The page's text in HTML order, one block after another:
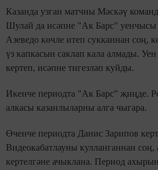
Казанда узган матчны Мәскәү
Шулай да исәпне "Ак Барс" уенчысы
Азеведо көчле итеп сукканнан соң,
үз капкасын саклап кала алмады.
кертеп, исәпне тигезләп куйды.
Икенче периодта "Ак Барс" җиңде.
алкасы казанлыларны алга чыгара.
Өченче периодта Данис Зарипов
Видеокабатлауны кулланганнан
кертелгәне ачыклана. Период